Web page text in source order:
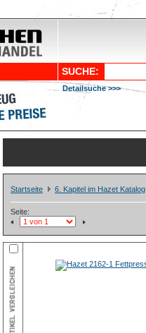
SUCHE:
Detailsuche >>>
Startseite 6. Kapitel im Hazet Katalog
Seite: